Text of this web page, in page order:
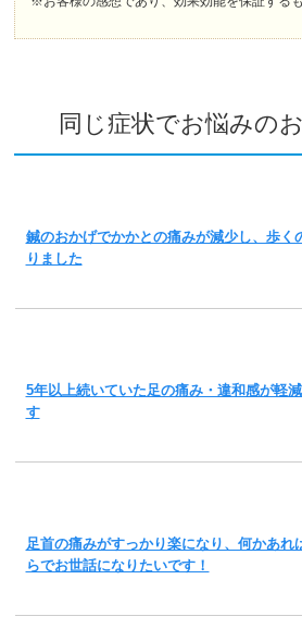
同じ症状でお悩みの
鍼のおかげでかかとの痛みが減少し、歩く
りました
5年以上続いていた足の痛み・違和感が軽
す
足首の痛みがすっかり楽になり、何かあれ
らでお世話になりたいです！